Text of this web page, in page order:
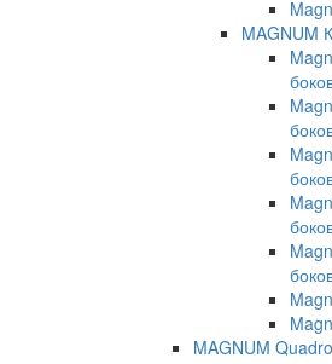
MAGNUM
MAGNUM Quadro